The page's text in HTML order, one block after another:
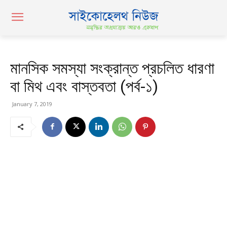
মানসিক সমস্যা সংক্রান্ত প্রচলিত ধারণা
বা মিথ এবং বাস্তবতা (পর্ব-১)
January 7, 2019